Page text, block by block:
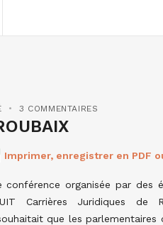
3 COMMENTAIRES
Imprimer, enregistrer en PDF
conférence organisée par des
Carrières Juridiques de
que les parlementaires